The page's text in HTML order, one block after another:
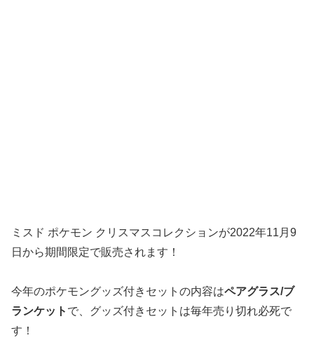
ミスド ポケモン クリスマスコレクションが2022年11月9
日から期間限定で販売されます！
今年のポケモングッズ付きセットの内容はペアグラス/ブ
ランケット で、グッズ付きセットは毎年売り切れ必死で
す！